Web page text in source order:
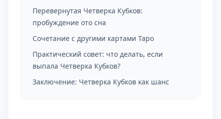
Перевернутая Четверка Кубков:
пробуждение ото сна
Сочетание с другими картами Таро
Практический совет: что делать, если
выпала Четверка Кубков?
Заключение: Четверка Кубков как шанс